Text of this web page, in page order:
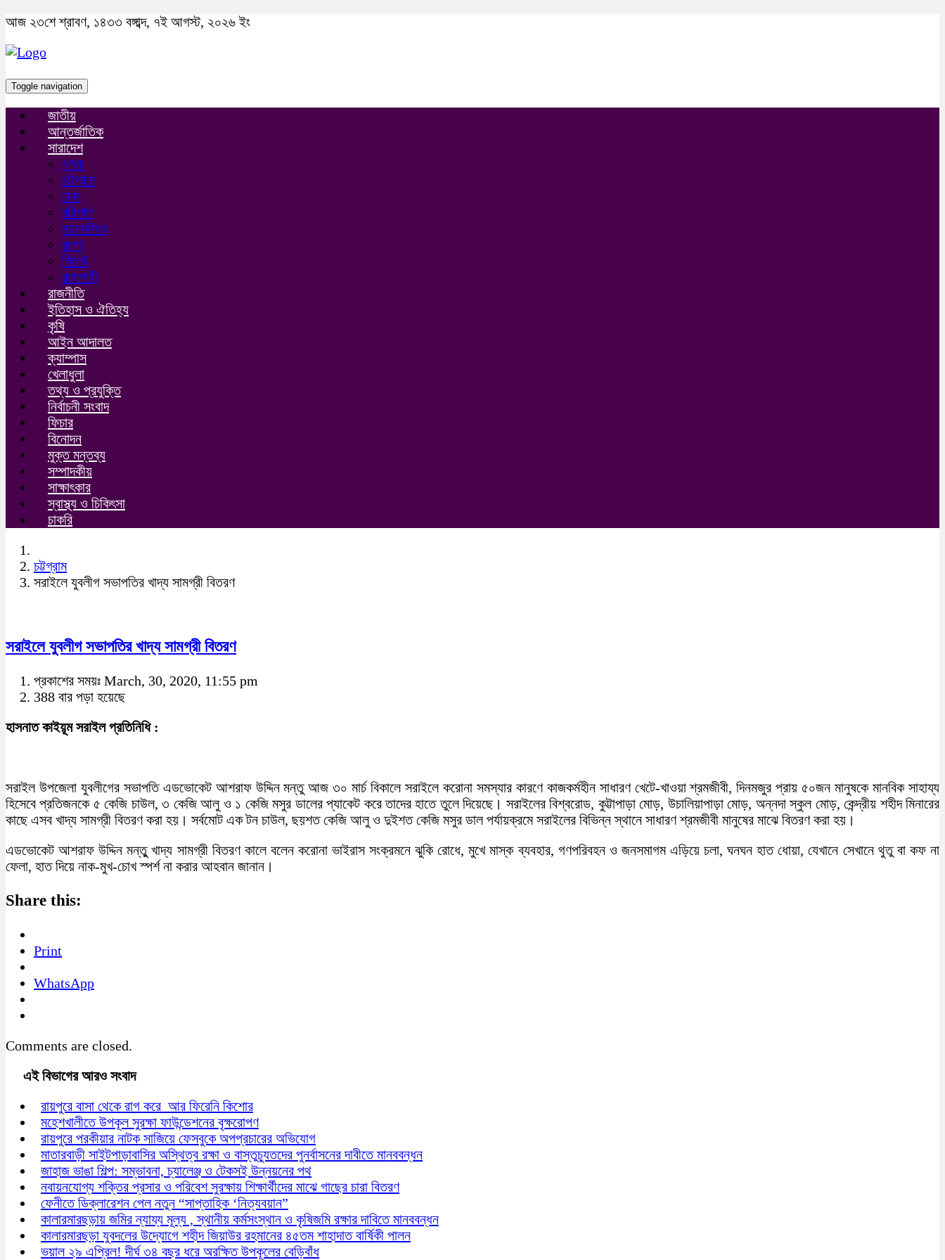
আজ ২৩শে শ্রাবণ, ১৪৩৩ বঙ্গাব্দ, ৭ই আগস্ট, ২০২৬ ইং
Toggle navigation
জাতীয়
আন্তর্জাতিক
সারাদেশ
খুলনা
চট্টগ্রাম
ঢাকা
বরিশাল
ময়মনসিংহ
রংপুর
সিলেট
রাজশাহী
রাজনীতি
ইতিহাস ও ঐতিহ্য
কৃষি
আইন আদালত
ক্যাম্পাস
খেলাধুলা
তথ্য ও প্রযুক্তি
নির্বাচনী সংবাদ
ফিচার
বিনোদন
মুক্ত মন্তব্য
সম্পাদকীয়
সাক্ষাৎকার
স্বাস্থ্য ও চিকিৎসা
চাকরি
চট্টগ্রাম
সরাইলে যুবলীগ সভাপতির খাদ্য সামগ্রী বিতরণ
সরাইলে যুবলীগ সভাপতির খাদ্য সামগ্রী বিতরণ
প্রকাশের সময়ঃ March, 30, 2020, 11:55 pm
388 বার পড়া হয়েছে
হাসনাত কাইয়ূম সরাইল প্রতিনিধি :
সরাইল উপজেলা যুবলীগের সভাপতি এডভোকেট আশরাফ উদ্দিন মন্তু আজ ৩০ মার্চ বিকালে সরাইলে করোনা সমস্যার কারণে কাজকর্মহীন সাধারণ খেটে-খাওয়া শ্রমজীবী, দিনমজুর প্রায় ৫০জন মানুষকে মানবিক সাহায্য
হিসেবে প্রতিজনকে ৫ কেজি চাউল, ৩ কেজি আলু ও ১ কেজি মসুর ডালের প্যাকেট করে তাদের হাতে তুলে দিয়েছে। সরাইলের বিশ্বরোড, কুট্টাপাড়া মোড়, উচালিয়াপাড়া মোড়, অন্নদা স্কুল মোড়, কেন্দ্রীয় শহীদ মিনারের
কাছে এসব খাদ্য সামগ্রী বিতরণ করা হয়। সর্বমোট এক টন চাউল, ছয়শত কেজি আলু ও দুইশত কেজি মসুর ডাল পর্যায়ক্রমে সরাইলের বিভিন্ন স্থানে সাধারণ শ্রমজীবী মানুষের মাঝে বিতরণ করা হয়।
এডভোকেট আশরাফ উদ্দিন মন্তুু খাদ্য সামগ্রী বিতরণ কালে বলেন করোনা ভাইরাস সংক্রমনে ঝুকি রোধে, মুখে মাস্ক ব্যবহার, গণপরিবহন ও জনসমাগম এড়িয়ে চলা, ঘনঘন হাত ধোয়া, যেখানে সেখানে থুতু বা কফ না
ফেলা, হাত দিয়ে নাক-মুখ-চোখ স্পর্শ না করার আহবান জানান।
Share this:
Print
WhatsApp
Comments are closed.
এই বিভাগের আরও সংবাদ
রায়পুরে বাসা থেকে রাগ করে আর ফিরেনি কিশোর
মহেশখালীতে উপকূল সুরক্ষা ফাউন্ডেশনের বৃক্ষরোপণ
রায়পুরে পরকীয়ার নাটক সাজিয়ে ফেসবুকে অপপ্রচারের অভিযোগ
মাতারবাড়ী সাইটপাড়াবাসির অস্থিত্ব রক্ষা ও বাস্তুচ্যুতদের পুনর্বাসনের দাবীতে মানববন্ধন
জাহাজ ভাঙা শিল্প: সম্ভাবনা, চ্যালেঞ্জ ও টেকসই উন্নয়নের পথ
নবায়নযোগ্য শক্তির প্রসার ও পরিবেশ সুরক্ষায় শিক্ষার্থীদের মাঝে গাছের চারা বিতরণ
ফেনীতে ডিক্লারেশন পেল নতুন “সাপ্তাহিক ‘নিত্যবয়ান”
কালারমারছড়ায় জমির ন্যায্য মূল্য , স্থানীয় কর্মসংস্থান ও কৃষিজমি রক্ষার দাবিতে মানববন্ধন
কালারমারছড়া যুবদলের উদ্যোগে শহীদ জিয়াউর রহমানের ৪৫তম শাহাদাত বার্ষিকী পালন
ভয়াল ২৯ এপ্রিল! দীর্ঘ ৩৪ বছর ধরে অরক্ষিত উপকূলের বেড়িবাঁধ